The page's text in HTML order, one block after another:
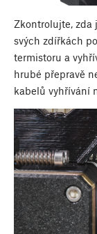
Zkontrolujte, zda
svých zdířkách
termistoru a
hrubé přepravě
kabelů vyhřívání